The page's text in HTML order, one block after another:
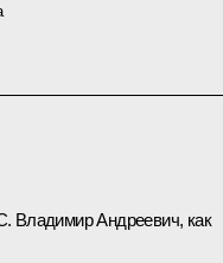
Владимир Андреевич, как